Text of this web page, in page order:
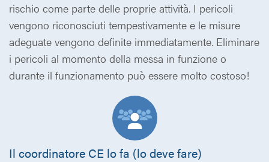
rischio come parte delle proprie attività. I pericoli
vengono riconosciuti tempestivamente e le misure
adeguate vengono definite immediatamente. Eliminare
i pericoli al momento della messa in funzione o
durante il funzionamento può essere molto costoso!
Il coordinatore CE lo fa (lo deve fare)